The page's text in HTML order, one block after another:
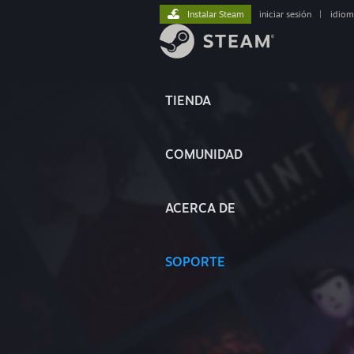
TIENDA
COMUNIDAD
ACERCA DE
SOPORTE
Instalar Steam iniciar sesión